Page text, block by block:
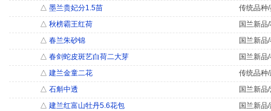
△ 墨兰贵妃分1.5苗
传统品种
△ 秋榜霸王红荷
国兰新品
△ 春兰朱砂锦
国兰新品
△ 春剑蛇皮斑艺白荷二大芽
国兰新品
△ 建兰金童二花
传统品种
△ 石斛中透
国兰新品
△ 建兰红富山牡丹5.6花包
国兰新品